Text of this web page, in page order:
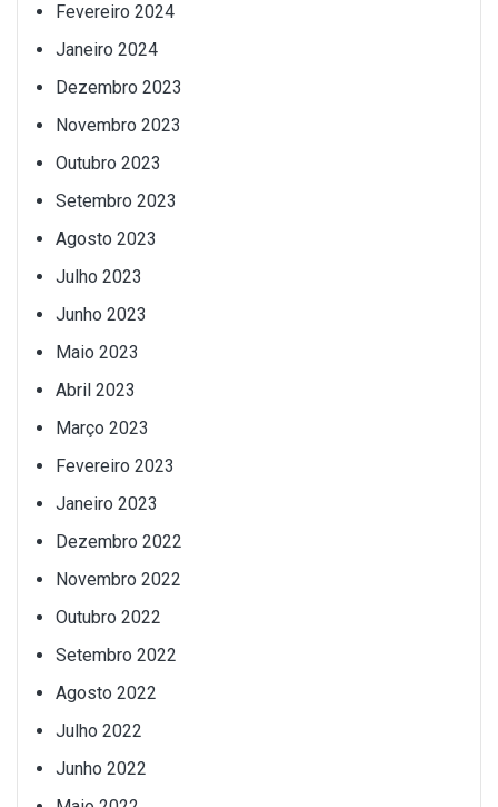
Fevereiro 2024
Janeiro 2024
Dezembro 2023
Novembro 2023
Outubro 2023
Setembro 2023
Agosto 2023
Julho 2023
Junho 2023
Maio 2023
Abril 2023
Março 2023
Fevereiro 2023
Janeiro 2023
Dezembro 2022
Novembro 2022
Outubro 2022
Setembro 2022
Agosto 2022
Julho 2022
Junho 2022